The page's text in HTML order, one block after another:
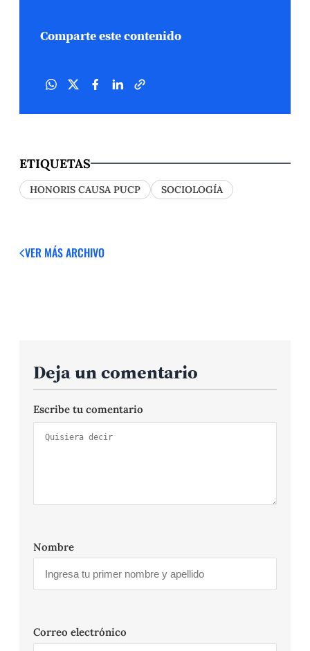
Comparte este contenido
ETIQUETAS
HONORIS CAUSA PUCP SOCIOLOGÍA
VER MÁSARCHIVO
Deja un comentario
Escribe tu comentario
Nombre
Correo electrónico